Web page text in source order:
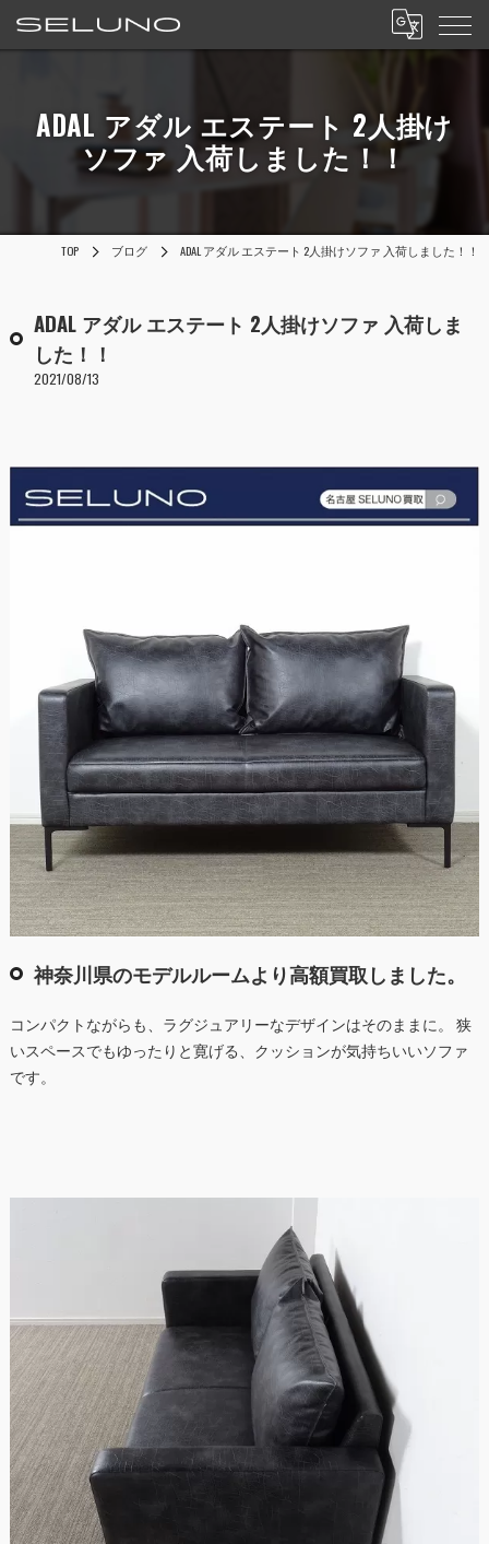
ADAL アダル エステート 2人掛け
ソファ 入荷しました！！
TOP ブログ ADAL アダル エステート 2人掛けソファ 入荷しました！！
ADAL アダル エステート 2人掛けソファ 入荷しま
した！！
2021/08/13
神奈川県のモデルルームより高額買取しました。
コンパクトながらも、ラグジュアリーなデザインはそのままに。 狭
いスペースでもゆったりと寛げる、クッションが気持ちいいソファ
です。